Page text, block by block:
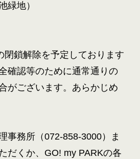
緑地）
閉鎖解除を予定しております
確認等のために通常通りの
がございます。あらかじめ
事務所（072-858-3000）ま
だくか、GO! my PARKの各